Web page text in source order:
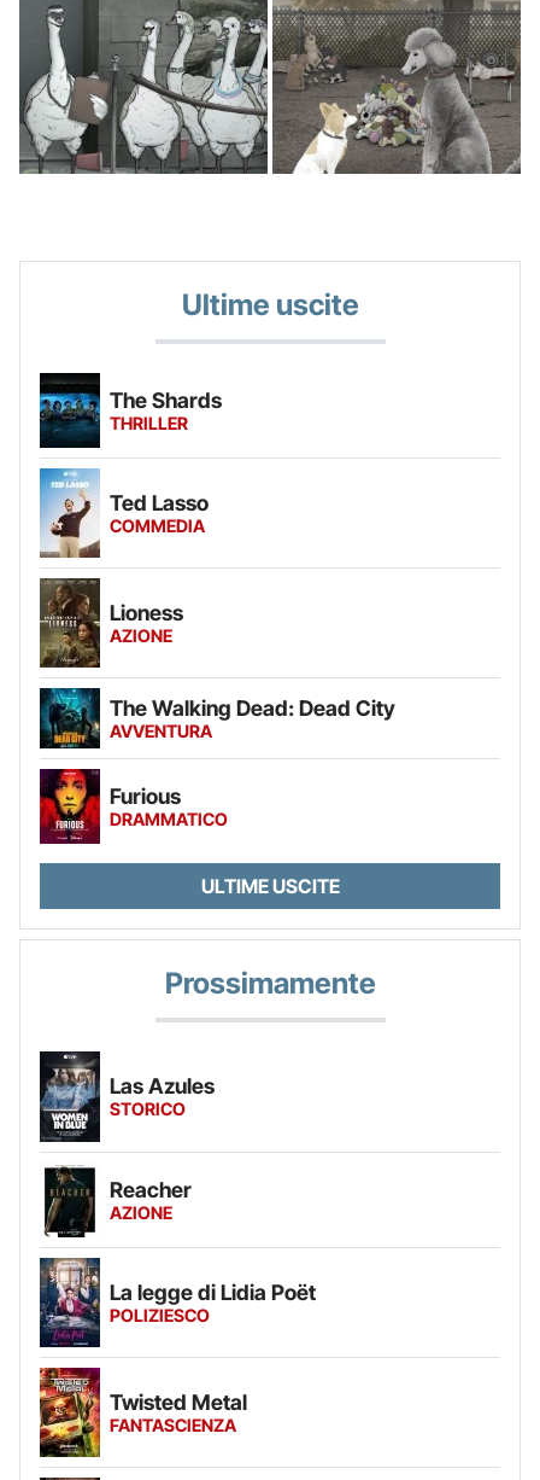
Ultime uscite
The Shards
THRILLER
Ted Lasso
COMMEDIA
Lioness
AZIONE
The Walking Dead: Dead City
AVVENTURA
Furious
DRAMMATICO
ULTIME USCITE
Prossimamente
Las Azules
STORICO
Reacher
AZIONE
La legge di Lidia Poët
POLIZIESCO
Twisted Metal
FANTASCIENZA